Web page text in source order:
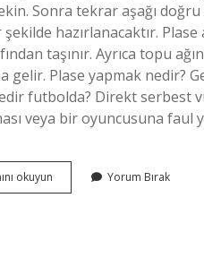
Sonra tekrar aşağı
hazırlanacaktır.
taşınır. Ayrıca topu
gelir. Plase yapmak nedir?
futbolda? Direkt serbest
veya bir oyuncusuna faul
okuyun
Vuruş
Yorum Bırak